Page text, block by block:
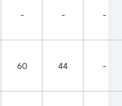
- - -
60 44 -